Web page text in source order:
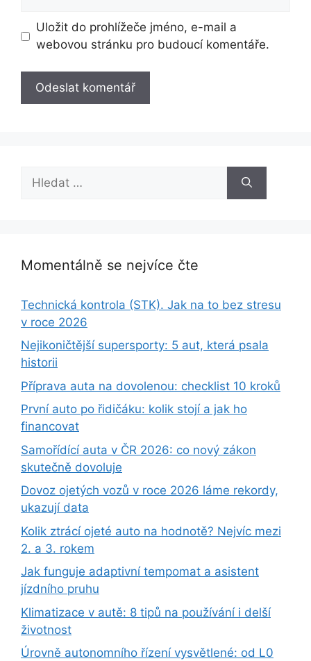
Uložit do prohlížeče jméno, e-mail a
webovou stránku pro budoucí komentáře.
Momentálně se nejvíce čte
Technická kontrola (STK). Jak na to bez stresu
v roce 2026
Nejikoničtější supersporty: 5 aut, která psala
historii
Příprava auta na dovolenou: checklist 10 kroků
První auto po řidičáku: kolik stojí a jak ho
financovat
Samořídící auta v ČR 2026: co nový zákon
skutečně dovoluje
Dovoz ojetých vozů v roce 2026 láme rekordy,
ukazují data
Kolik ztrácí ojeté auto na hodnotě? Nejvíc mezi
2. a 3. rokem
Jak funguje adaptivní tempomat a asistent
jízdního pruhu
Klimatizace v autě: 8 tipů na používání i delší
životnost
Úrovně autonomního řízení vysvětlené: od L0